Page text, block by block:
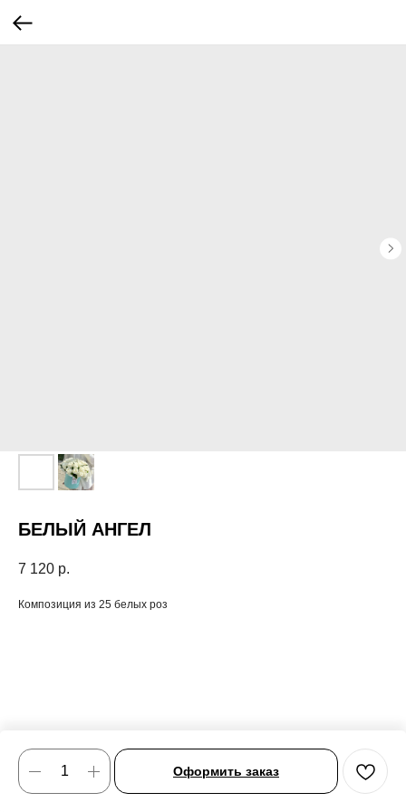
БЕЛЫЙ АНГЕЛ
7 120 р.
Оформить заказ
Композиция из 25 белых роз